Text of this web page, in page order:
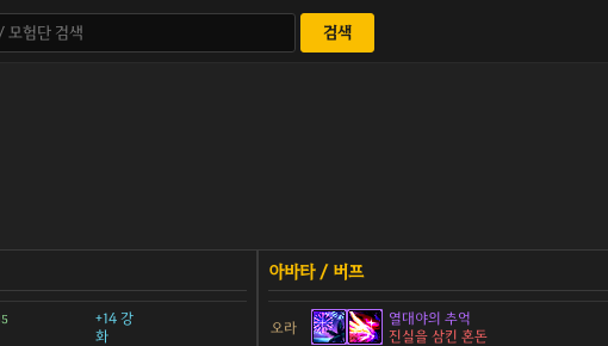
검색
+14 강
화
오라
열대야의 추억
진실을 삼킨 혼돈